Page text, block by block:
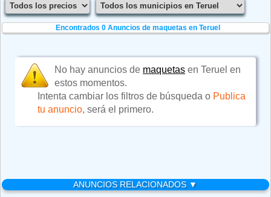
Encontrados 0Anuncios de maquetas en Teruel
No hay anuncios de maquetas en Teruel en
estos momentos.
Intenta cambiar los filtros de búsqueda o Publica
tu anuncio, será el primero.
ANUNCIOS RELACIONADOS ▼